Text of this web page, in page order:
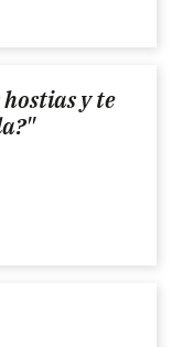
hostias y te